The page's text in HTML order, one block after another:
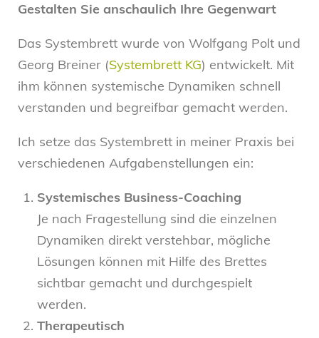
Gestalten Sie anschaulich Ihre Gegenwart
Das Systembrett wurde von Wolfgang Polt und
Georg Breiner (Systembrett KG) entwickelt. Mit
ihm können systemische Dynamiken schnell
verstanden und begreifbar gemacht werden.
Ich setze das Systembrett in meiner Praxis bei
verschiedenen Aufgabenstellungen ein:
Systemisches Business-Coaching
Je nach Fragestellung sind die einzelnen
Dynamiken direkt verstehbar, mögliche
Lösungen können mit Hilfe des Brettes
sichtbar gemacht und durchgespielt
werden.
Therapeutisch